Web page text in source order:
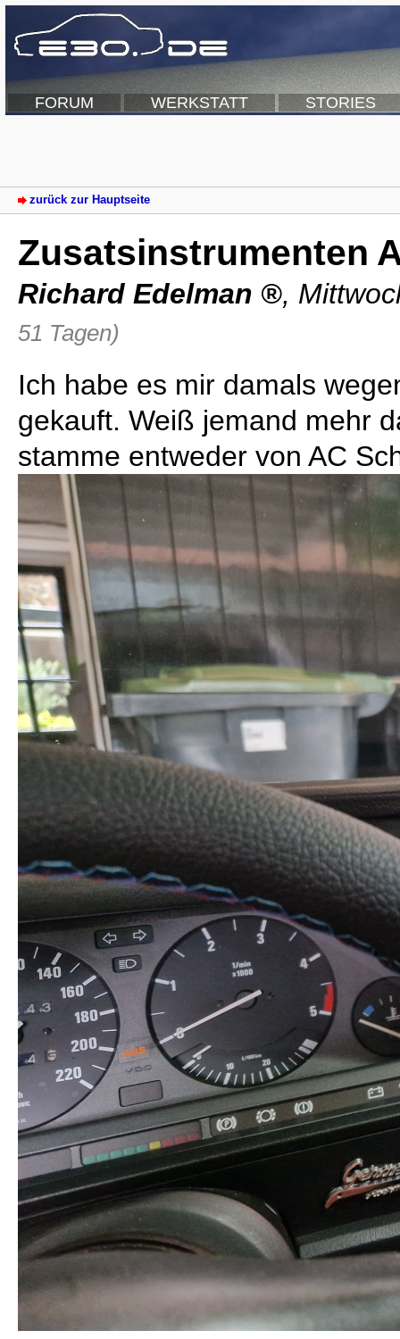
FORUM WERKSTATT STORIES
zurück zur Hauptseite
Zusatsinstrumenten
Richard Edelman ,
51 Tagen)
Ich habe es mir damals
gekauft. Weiß jemand mehr
stamme entweder von AC